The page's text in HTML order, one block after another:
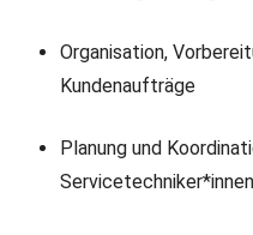
Organisation,
Kundenaufträge
Planung und
Servicetechniker*innen